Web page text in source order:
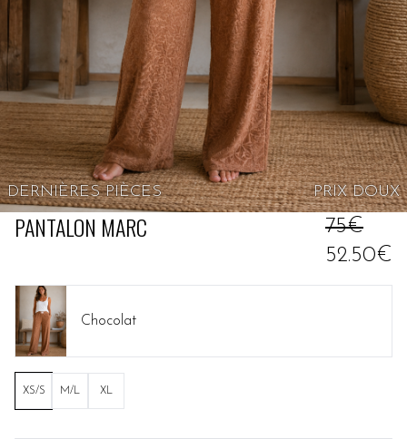
PRIX DOUX
DERNIÈRES PIÈCES
PANTALON MARC
75€
52.50€
Chocolat
XS/S M/L XL